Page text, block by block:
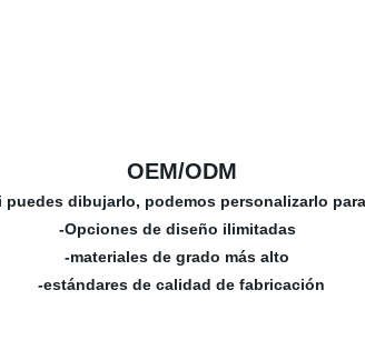
OEM/ODM
puedes dibujarlo, podemos personalizarlo
-Opciones de diseño ilimitadas
-materiales de grado más alto
-estándares de calidad de fabricación